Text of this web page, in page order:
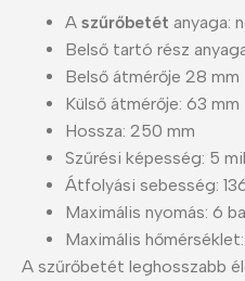
A szűrőbetét anyaga:
Belső tartó rész
Belső átmérője 28 mm
Külső átmérője: 63 mm
Hossza: 250 mm
Szűrési képesség: 5
Átfolyási sebesség:
Maximális nyomás: 6
Maximális
A szűrőbetét leghosszabb